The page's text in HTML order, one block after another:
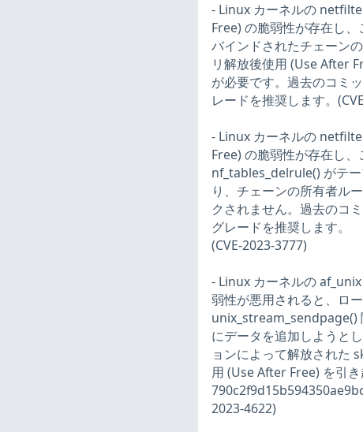
- Linux カーネルの
Free) の脆弱性が存在し
バインドされたチェーン
リ解放後使用 (Use After
が必要です。過去のコミ
レードを推奨します。
- Linux カーネルの
Free) の脆弱性が存在し
nf_tables_delrule() がテ
り、チェーンの所有者ル
クされません。過去のコ
グレードを推奨します。
(CVE-2023-3777)
- Linux カーネルの
弱性が悪用されると、ロ
unix_stream_sendpage()
にデータを追加しようと
ョンによって解放された
用 (Use After Free) を引
2023-4622)